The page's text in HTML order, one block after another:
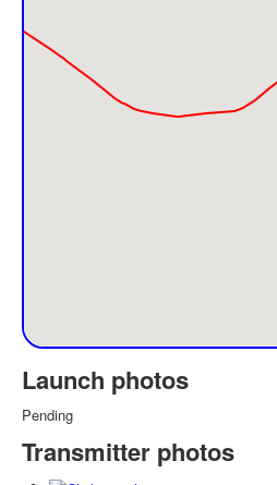
Launch photos
Pending
Transmitter photos